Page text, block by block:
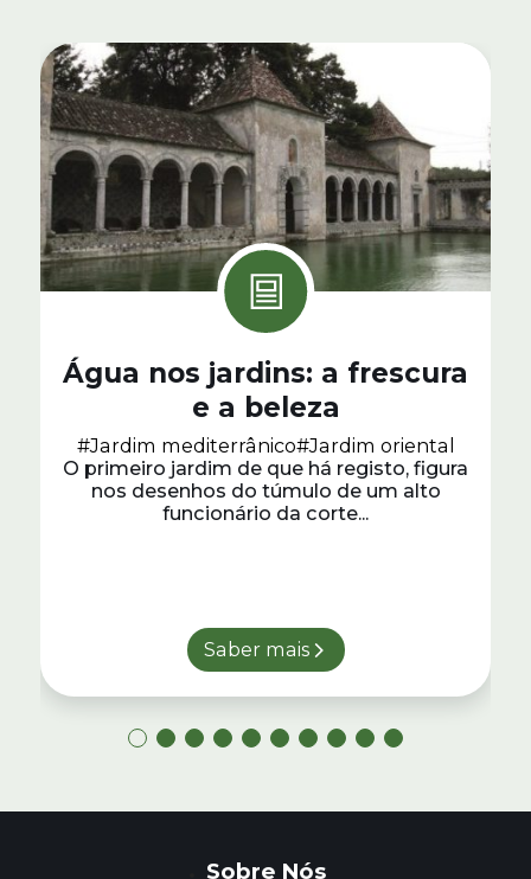
Água nos jardins: a frescura
e a beleza
#Jardim mediterrânico#Jardim oriental
O primeiro jardim de que há registo, figura
nos desenhos do túmulo de um alto
funcionário da corte...
Saber mais
Sobre Nós